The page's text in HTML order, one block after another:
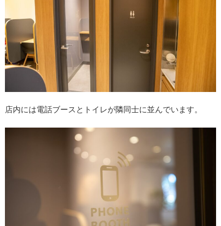
店内には電話ブースとトイレが隣同士に並んでいます。